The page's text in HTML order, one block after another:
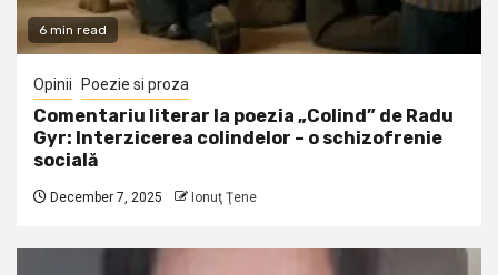
6 min read
Opinii Poezie si proza
Comentariu literar la poezia „Colind” de Radu
Gyr: Interzicerea colindelor – o schizofrenie
socială
December 7, 2025 Ionuţ Ţene